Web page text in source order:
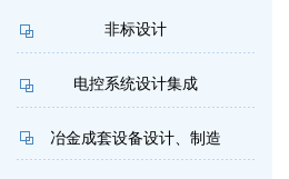
非标设计
电控系统设计集成
冶金成套设备设计、制造